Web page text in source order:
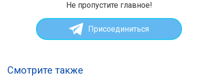
Не пропустите главное!
Присоединиться
Смотрите также